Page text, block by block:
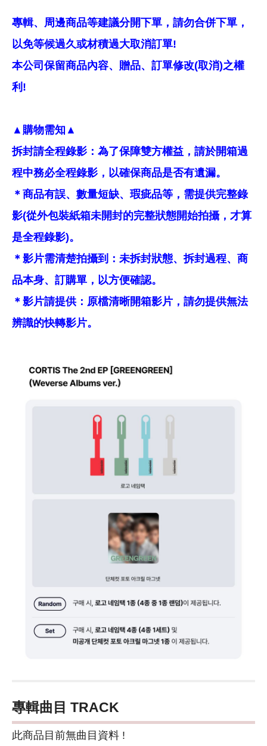
專輯、周邊商品等建議分開下單，請勿合併下單，
以免等候過久或材積過大取消訂單!
本公司保留商品內容、贈品、訂單修改(取消)之權
利!
▲購物需知▲
拆封請全程錄影：為了保障雙方權益，請於開箱過
程中務必全程錄影，以確保商品是否有遺漏。
＊商品有誤、數量短缺、瑕疵品等，需提供完整錄
影(從外包裝紙箱未開封的完整狀態開始拍攝，才算
是全程錄影)。
＊影片需清楚拍攝到：未拆封狀態、拆封過程、商
品本身、訂購單，以方便確認。
＊影片請提供：原檔清晰開箱影片，請勿提供無法
辨識的快轉影片。
專輯曲目 TRACK
此商品目前無曲目資料 !